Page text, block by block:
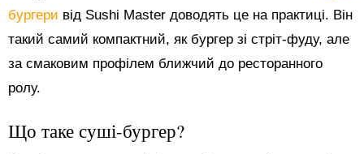
бургери від Sushi Master доводять це на практиці. Він
такий самий компактний, як бургер зі стріт-фуду, але
за смаковим профілем ближчий до ресторанного
ролу.
Що таке суші-бургер?